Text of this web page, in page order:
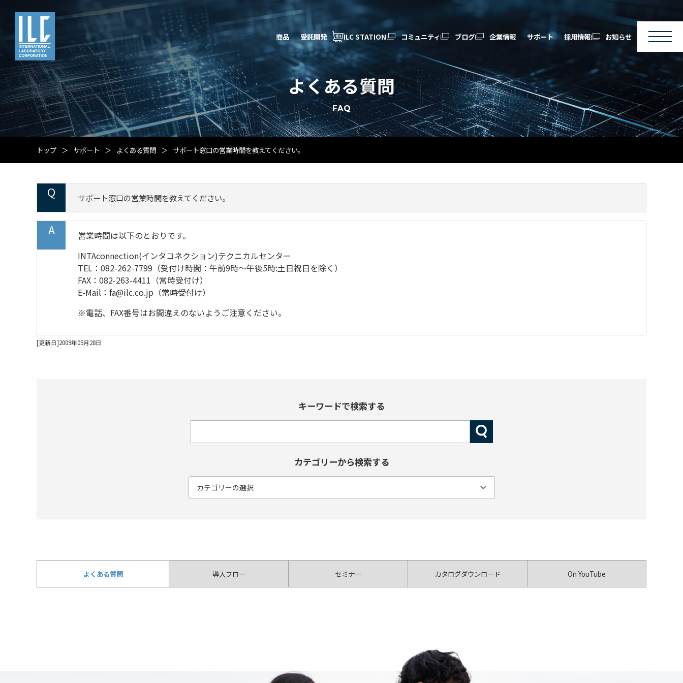
商品 受託開発 ILC STATION コミュニティ ブログ 企業情報 サポート 採用情報 お知らせ
よくある質問
FAQ
トップ サポート よくある質問 サポート窓口の営業時間を教えてください。
サポート窓口の営業時間を教えてください。
営業時間は以下のとおりです。
INTAconnection(インタコネクション)テクニカルセンター
TEL：082-262-7799（受付け時間：午前9時～午後5時:土日祝日を除く）
FAX：082-263-4411（常時受付け）
E-Mail：fa@ilc.co.jp（常時受付け）
※電話、FAX番号はお間違えのないようご注意ください。
[更新日]2009年05月28日
キーワードで検索する
カテゴリーから検索する
よくある質問 導入フロー セミナー カタログダウンロード On YouTube